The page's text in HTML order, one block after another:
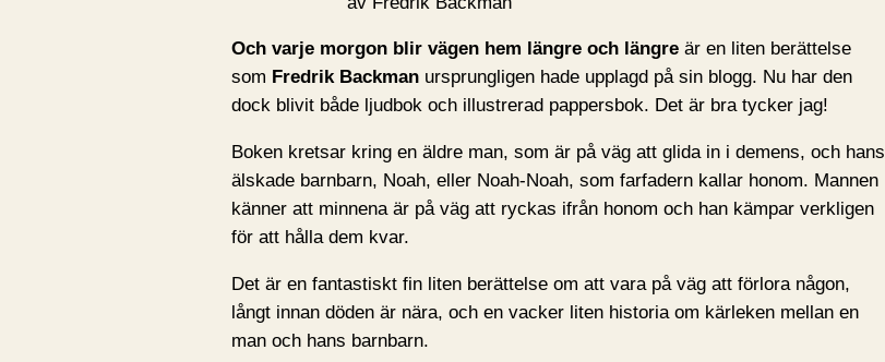
Och varje morgon blir vägen hem längre och längre är en liten berättelse
som Fredrik Backman ursprungligen hade upplagd på sin blogg. Nu har den
dock blivit både ljudbok och illustrerad pappersbok. Det är bra tycker jag!
Boken kretsar kring en äldre man, som är på väg att glida in i demens, och hans
älskade barnbarn, Noah, eller Noah-Noah, som farfadern kallar honom. Mannen
känner att minnena är på väg att ryckas ifrån honom och han kämpar verkligen
för att hålla dem kvar.
Det är en fantastiskt fin liten berättelse om att vara på väg att förlora någon,
långt innan döden är nära, och en vacker liten historia om kärleken mellan en
man och hans barnbarn.